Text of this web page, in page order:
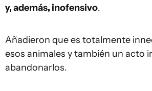
y, además, inofensivo.
Añadieron que es totalmente
esos animales y también un acto
abandonarlos.